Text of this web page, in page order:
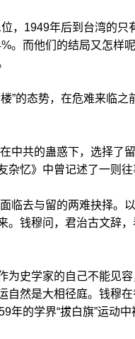
，1949年后到台湾的只
。而他们的结局又怎样
”的态势，在危难来临之
中共的蛊惑下，选择了
忆》中曾记述了一则往
临去与留的两难抉择。
。钱穆问，君治古文辞，
为史学家的自己不能见容
自然是大相径庭。钱穆在
年的学界“拔白旗”运动中